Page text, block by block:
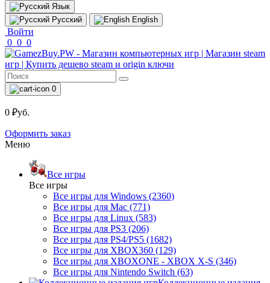
Язык
Русский
English
Войти
0 0 0
0
0 ₽уб.
Оформить заказ
Меню
Все игры
Все игры
Все игры для Windows (2360)
Все игры для Mac (771)
Все игры для Linux (583)
Все игры для PS3 (206)
Все игры для PS4/PS5 (1682)
Все игры для XBOX360 (129)
Все игры для XBOXONE - XBOX X-S (346)
Все игры для Nintendo Switch (63)